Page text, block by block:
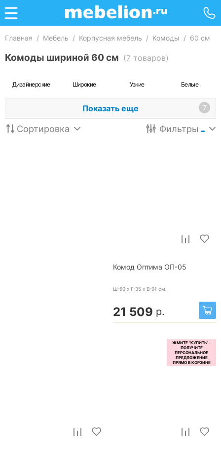
Главная / Мебель / Корпусная мебель / Комоды / 60 см
Комоды шириной 60 см (7 товаров)
Дизайнерские Широкие Узкие Белые
Показать еще 7
Сортировка Фильтры
Комод Оптима ОП-05
Ш:60 x Г:35 x В:91 см.
21 509 р.